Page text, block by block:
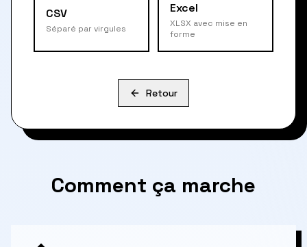
CSV
Séparé par virgules
Excel
XLSX avec mise en
forme
Retour
Comment ça marche